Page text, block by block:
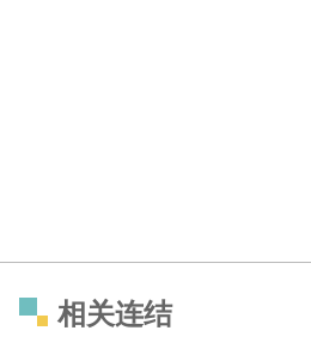
相关连结